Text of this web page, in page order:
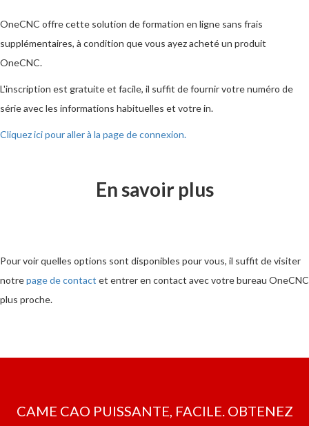
OneCNC offre cette solution de formation en ligne sans frais
supplémentaires, à condition que vous ayez acheté un produit
OneCNC.
L'inscription est gratuite et facile, il suffit de fournir votre numéro de
série avec les informations habituelles et votre in.
Cliquez ici pour aller à la page de connexion.
En savoir plus
Pour voir quelles options sont disponibles pour vous, il suffit de visiter
notrepage de contact et entrer en contact avec votre bureau OneCNC
plus proche.
CAME CAO PUISSANTE, FACILE. OBTENEZ